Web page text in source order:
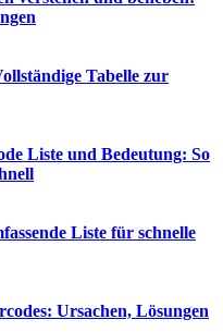
Tabelle zur
Liste und Bedeutung: So
Liste für schnelle
Ursachen, Lösungen